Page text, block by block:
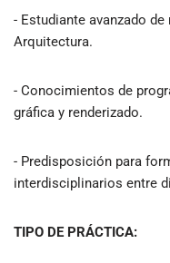
- Estudiante avanzado
Arquitectura.
- Conocimientos de
gráfica y renderizado.
- Predisposición para
interdisciplinarios entre
TIPO DE PRÁCTICA: